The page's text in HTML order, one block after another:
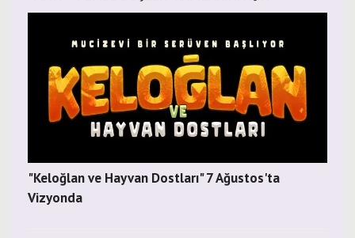
"Keloğlan ve Hayvan Dostları" 7 Ağustos'ta
Vizyonda